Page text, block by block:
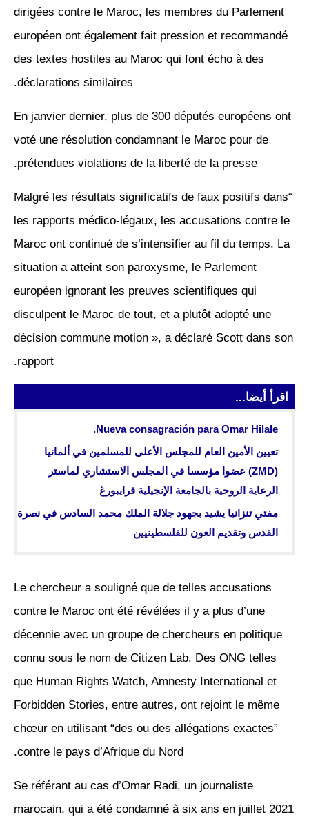
dirigées contre le Maroc, les membres du Parlement
européen ont également fait pression et recommandé
des textes hostiles au Maroc qui font écho à des
déclarations similaires.
En janvier dernier, plus de 300 députés européens ont
voté une résolution condamnant le Maroc pour de
prétendues violations de la liberté de la presse.
“Malgré les résultats significatifs de faux positifs dans
les rapports médico-légaux, les accusations contre le
Maroc ont continué de s’intensifier au fil du temps. La
situation a atteint son paroxysme, le Parlement
européen ignorant les preuves scientifiques qui
disculpent le Maroc de tout, et a plutôt adopté une
décision commune motion », a déclaré Scott dans son
rapport.
اقرأ أيضا...
Nueva consagración para Omar Hilale.
تعيين الأمين العام للمجلس الأعلى للمسلمين في ألمانيا
(ZMD) عضوا مؤسسا في المجلس الاستشاري لماستر
الرعاية الروحية بالجامعة الإنجيلية فرايبورغ
مفتي تنزانيا يشيد بجهود جلالة الملك محمد السادس في نصرة
القدس وتقديم العون للفلسطينيين
Le chercheur a souligné que de telles accusations
contre le Maroc ont été révélées il y a plus d’une
décennie avec un groupe de chercheurs en politique
connu sous le nom de Citizen Lab. Des ONG telles
que Human Rights Watch, Amnesty International et
Forbidden Stories, entre autres, ont rejoint le même
chœur en utilisant “des ou des allégations exactes”
contre le pays d’Afrique du Nord.
Se référant au cas d’Omar Radi, un journaliste
marocain, qui a été condamné à six ans en juillet 2021